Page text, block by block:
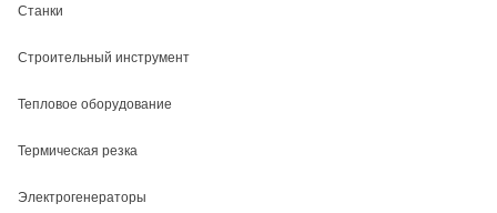
Станки
Строительный инструмент
Тепловое оборудование
Термическая резка
Электрогенераторы